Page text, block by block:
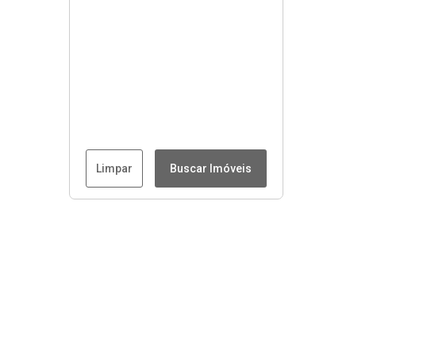
Limpar Buscar Imóveis